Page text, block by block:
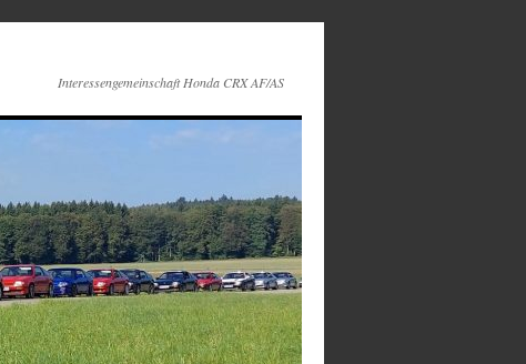
Interessengemeinschaft Honda CRX AF/AS